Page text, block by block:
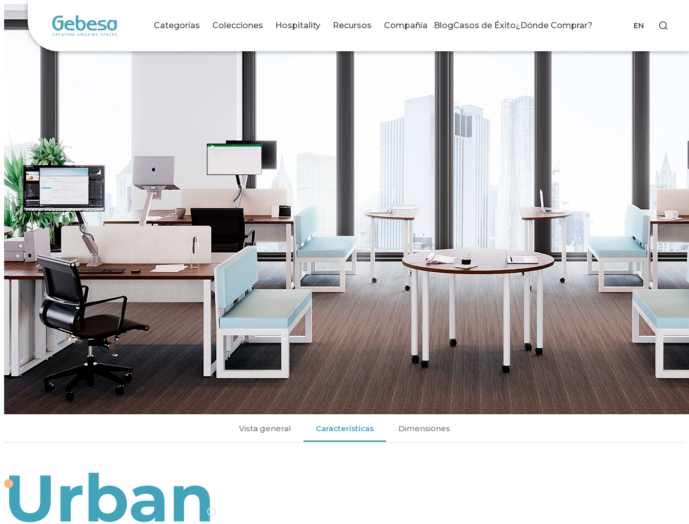
Categorías Colecciones Hospitality Recursos Compañía BlogCasos de Éxito¿Dónde Comprar? EN
Vista general Características Dimensiones